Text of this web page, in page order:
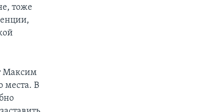
тоже
Максим
места. В